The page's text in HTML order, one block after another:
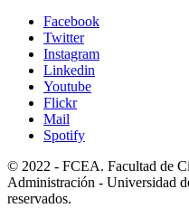
Facebook
Twitter
Instagram
Linkedin
Youtube
Flickr
Mail
Spotify
© 2022 - FCEA. Facultad de
Administración - Universidad
reservados.